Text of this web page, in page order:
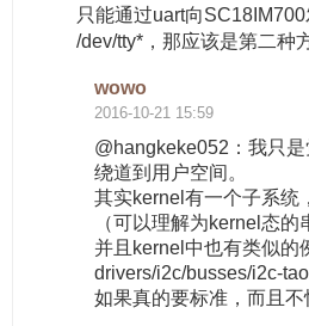
只能通过uart向
/dev/tty*，那应该是第二种
wowo
2016-10-21 15:59
@hangkeke052：我只
绕道到用户空间。
其实kernel有一个子系统
（可以理解为kernel态的
并且kernel中也有类似的
drivers/i2c/busses/i2c-
如果真的要标准，而且